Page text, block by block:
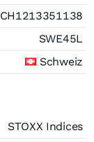
CH1213351138
SWE45L
Schweiz
STOXX Indices